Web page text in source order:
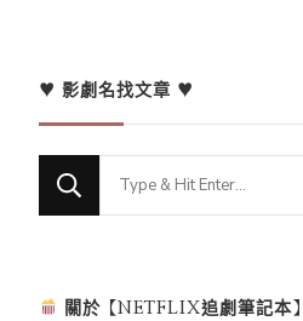
♥ 影劇名找文章 ♥
Looking
關於【NETFLIX追劇筆記本】